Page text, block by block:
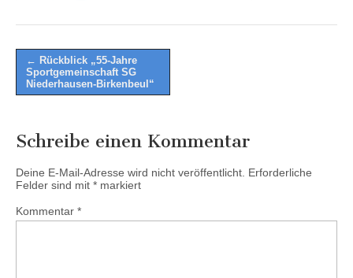
Post
navigation
← Rückblick „55-Jahre
Sportgemeinschaft SG
Niederhausen-Birkenbeul“
Schreibe einen Kommentar
Deine E-Mail-Adresse wird nicht veröffentlicht. Erforderliche
Felder sind mit * markiert
Kommentar *